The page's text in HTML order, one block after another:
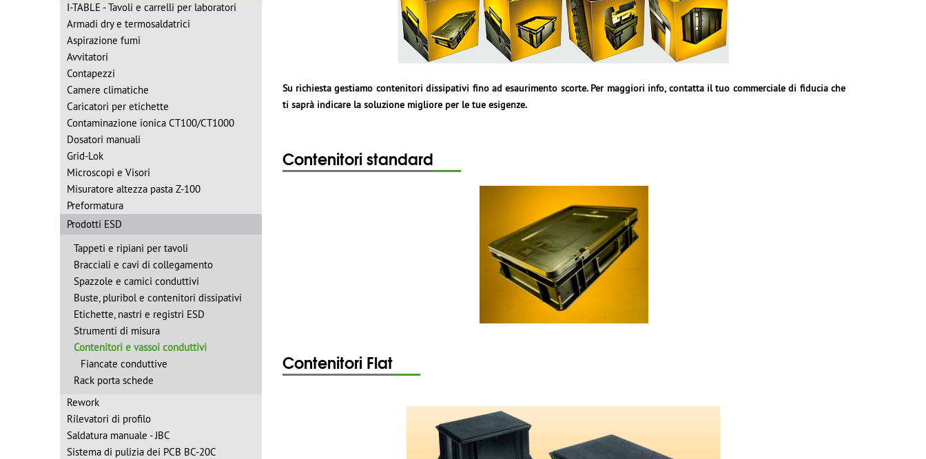
I-TABLE - Tavoli e carrelli per laboratori
Armadi dry e termosaldatrici
Aspirazione fumi
Avvitatori
Contapezzi
Camere climatiche
Caricatori per etichette
Contaminazione ionica CT100/CT1000
Dosatori manuali
Grid-Lok
Microscopi e Visori
Misuratore altezza pasta Z-100
Preformatura
Prodotti ESD
Tappeti e ripiani per tavoli
Bracciali e cavi di collegamento
Spazzole e camici conduttivi
Buste, pluribol e contenitori dissipativi
Etichette, nastri e registri ESD
Strumenti di misura
Contenitori e vassoi conduttivi
Fiancate conduttive
Rack porta schede
Rework
Rilevatori di profilo
Saldatura manuale - JBC
Sistema di pulizia dei PCB BC-20C
Su richiesta gestiamo contenitori dissipativi fino ad esaurimento scorte. Per maggiori info, contatta il tuo commerciale di fiducia che
ti saprà indicare la soluzione migliore per le tue esigenze.
Contenitori standard
Contenitori Flat